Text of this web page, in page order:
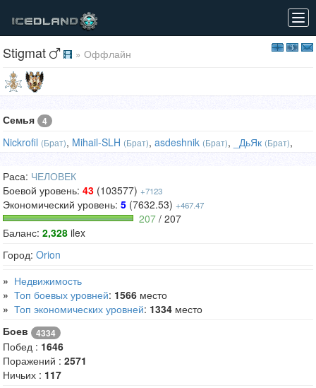
Stigmat » Оффлайн
Семья 4
Nickrofil (Брат), Mihail-SLH (Брат), asdeshnik (Брат), _ДьЯк (Брат),
Раса: ЧЕЛОВЕК
Боевой уровень: 43 (103577) +7123
Экономический уровень: 5 (7632.53) +467.47
207 / 207
Баланс: 2,328 ilex
Город: Orion
» Недвижимость
» Топ боевых уровней: 1566 место
» Топ экономических уровней: 1334 место
Боев
4334
Побед : 1646
Поражений : 2571
Ничьих : 117